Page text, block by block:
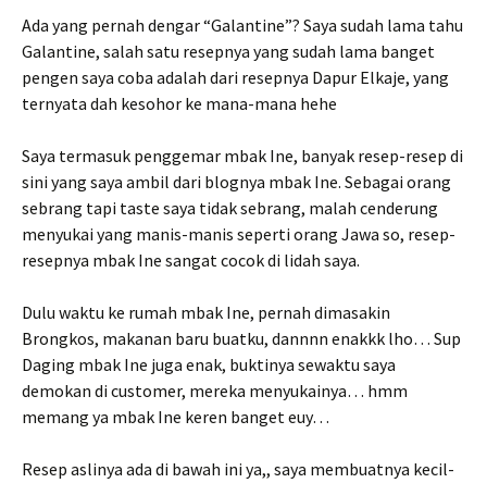
Ada yang pernah dengar “Galantine”? Saya sudah lama tahu
Galantine, salah satu resepnya yang sudah lama banget
pengen saya coba adalah dari resepnya Dapur Elkaje, yang
ternyata dah kesohor ke mana-mana hehe
Saya termasuk penggemar mbak Ine, banyak resep-resep di
sini yang saya ambil dari blognya mbak Ine. Sebagai orang
sebrang tapi taste saya tidak sebrang, malah cenderung
menyukai yang manis-manis seperti orang Jawa so, resep-
resepnya mbak Ine sangat cocok di lidah saya.
Dulu waktu ke rumah mbak Ine, pernah dimasakin
Brongkos, makanan baru buatku, dannnn enakkk lho… Sup
Daging mbak Ine juga enak, buktinya sewaktu saya
demokan di customer, mereka menyukainya… hmm
memang ya mbak Ine keren banget euy…
Resep aslinya ada di bawah ini ya,, saya membuatnya kecil-